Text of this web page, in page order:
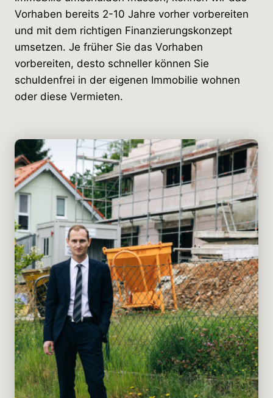
Vorhaben bereits 2-10 Jahre vorher vorbereiten
und mit dem richtigen Finanzierungskonzept
umsetzen. Je früher Sie das Vorhaben
vorbereiten, desto schneller können Sie
schuldenfrei in der eigenen Immobilie wohnen
oder diese Vermieten.